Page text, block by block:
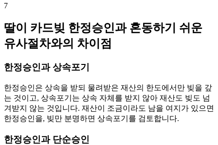
7
딸이 카드빚 한정승인과 혼동하기 쉬운
유사절차와의 차이점
한정승인과 상속포기
한정승인은 상속을 받되 물려받은 재산의 한도에서만 빚을 갚
는 것이고, 상속포기는 상속 자체를 받지 않아 재산도 빚도 넘
겨받지 않는 것입니다. 재산이 조금이라도 남을 여지가 있으면
한정승인을, 빚만 분명하면 상속포기를 검토합니다.
한정승인과 단순승인